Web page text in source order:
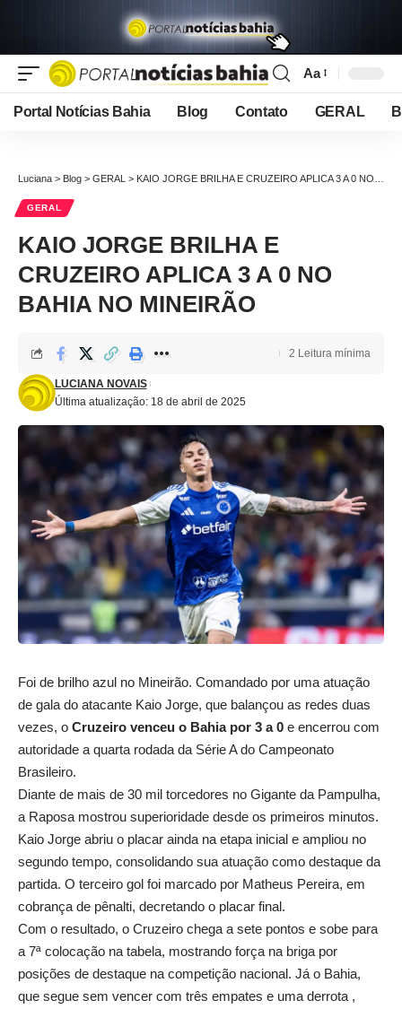
Font
Resizer
Aa
Portal Notícias Bahia Blog Contato GERAL
Luciana > Blog > GERAL > KAIO JORGE BRILHA E CRUZEIRO APLICA 3 A 0 NO BAHIA NO MINEIRÃO
GERAL
KAIO JORGE BRILHA E
CRUZEIRO APLICA 3 A 0 NO
BAHIA NO MINEIRÃO
Última atualização: 18 de abril de 2025
LUCIANA NOVAIS
2 Leitura mínima
Foi de brilho azul no Mineirão. Comandado por uma atuação
de gala do atacante Kaio Jorge, que balançou as redes duas
vezes, o Cruzeiro venceu o Bahia por 3 a 0 e encerrou com
autoridade a quarta rodada da Série A do Campeonato
Brasileiro.
Diante de mais de 30 mil torcedores no Gigante da Pampulha,
a Raposa mostrou superioridade desde os primeiros minutos.
Kaio Jorge abriu o placar ainda na etapa inicial e ampliou no
segundo tempo, consolidando sua atuação como destaque da
partida. O terceiro gol foi marcado por Matheus Pereira, em
cobrança de pênalti, decretando o placar final.
Com o resultado, o Cruzeiro chega a sete pontos e sobe para
a 7ª colocação na tabela, mostrando força na briga por
posições de destaque na competição nacional. Já o Bahia,
que segue sem vencer com três empates e uma derrota ,